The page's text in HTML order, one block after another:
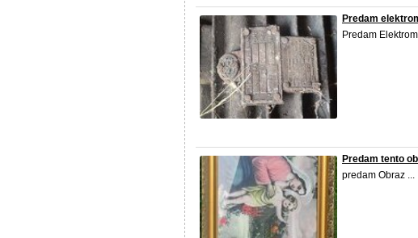
Predam
Predam
Predam tento
predam Obraz ...